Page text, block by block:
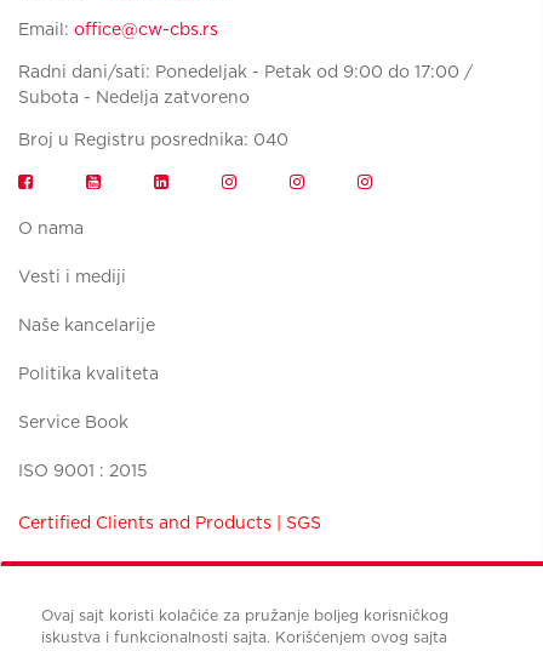
Ovaj sajt koristi kolačiće za pružanje boljeg korisničkog
iskustva i funkcionalnosti sajta. Korišćenjem ovog sajta
Email: office@cw-cbs.rs
Radni dani/sati: Ponedeljak - Petak od 9:00 do 17:00 /
Subota - Nedelja zatvoreno
Broj u Registru posrednika: 040
O nama
Vesti i mediji
Naše kancelarije
Politika kvaliteta
Service Book
ISO 9001 : 2015
Certified Clients and Products | SGS